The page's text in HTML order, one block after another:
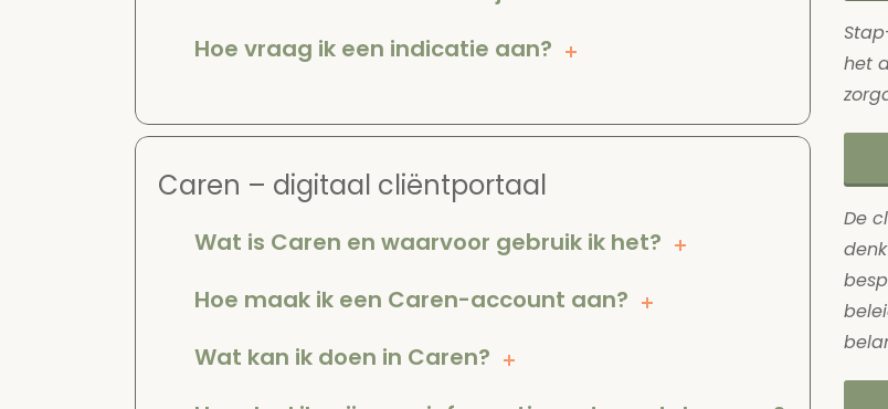
Hoe vraag ik een indicatie aan?
Caren – digitaal cliëntportaal
Wat is Caren en waarvoor gebruik ik het?
Hoe maak ik een Caren-account aan?
Wat kan ik doen in Caren?
het
De